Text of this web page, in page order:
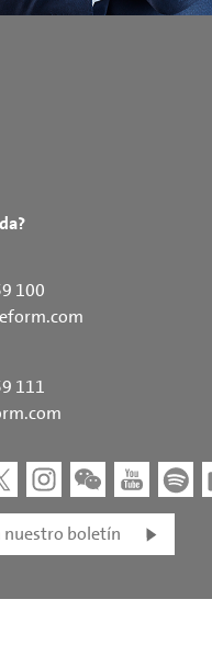
100
111
nuestro boletín